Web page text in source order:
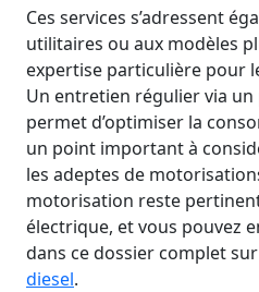
Ces services s’adressent
utilitaires ou aux modèles
expertise particulière pour
Un entretien régulier via
permet d’optimiser la
un point important à
les adeptes de
motorisation reste
électrique, et vous pouvez
dans ce dossier complet sur
diesel.